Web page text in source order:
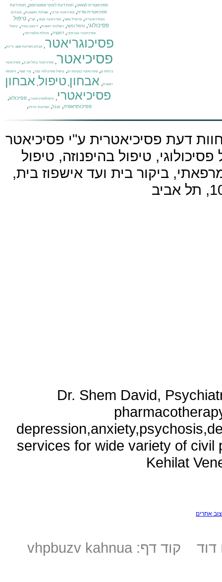
פסיכיאטרית לצוואה, חוות דעת למינוי אפוטרופוס, חוות דעת
פסיכיאטרית נגדית, פסיכיאטר פרטי, שאלות ותשובות, מונחים
בפסיכיאטריה, פרופיל נפשי, פסיכיאטר צבאי, קב"ן, טיפול
פסיכולוגי,טיפול נפשי,רשלנות רפואית,דיכאון עמיד,טיפול
פסיכיאטרי אגרסיבי,דמנציה,מחלת אלצהיימר,
פסיכוגריאטר,אבחון הפרעת קשב וריכוז,
פסיכיאטר,פסיכיאטר בתל אביב,פסיכיאטר
ברמת גן,פסיכיאטר בגבעתיים,טיפול פסיכולוגי קצר,צור קשר,היפנוזה
רפואית, אבחון, טיפול, אבחון
פסיכיאטרי,טיפולפסיכיאטרי,פסיכולוג,
פסיכותראפיה,ענבל,הפרעות חרדה,
דעת פסיכיאטרית ע"י פסיכיאטר
טיפול בהיפנוזה, טיפול
ביקור בית ועד אישפוז בית,
Dr. Shem David,
services for wide variety of civil
Kehilat
אתרים
נושא: היפנוזה לשימוש בספורט-ד"ר חיים שם דוד קוד דף: vhpbuzv kahnua